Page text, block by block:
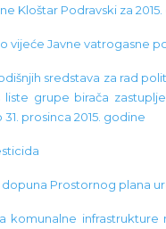
Kloštar Podravski za
vijeće Javne vatrogasne
sredstava za rad
liste grupe birača
prosinca 2015. godine
Prostornog plana
infrastrukture